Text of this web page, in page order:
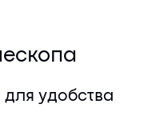
удобства